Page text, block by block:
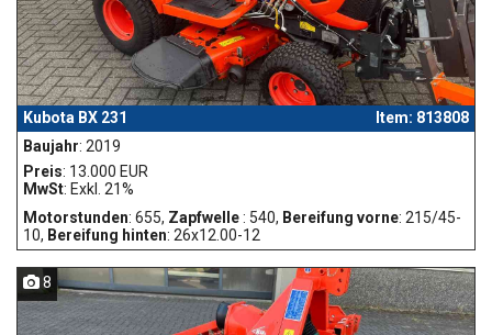
Kubota BX 231
Item: 813808
Baujahr: 2019
Preis: 13.000 EUR
MwSt: Exkl. 21%
Motorstunden: 655, Zapfwelle: 540, Bereifung vorne: 215/45-
10, Bereifung hinten: 26x12.00-12
8